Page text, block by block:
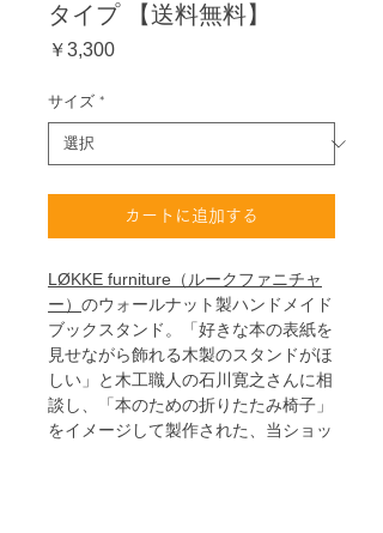
タイプ 【送料無料】
￥3,300価
サイズ *
カートに追加する
LØKKE furniture（ルークファニチャ
ー） のウォールナット製ハンドメイド
ブックスタンド。「好きな本の表紙を
見せながら飾れる木製のスタンドがほ
しい」と木工職人の石川寛之さんに相
談し、「本のための折りたたみ椅子」
をイメージして製作された、当ショッ